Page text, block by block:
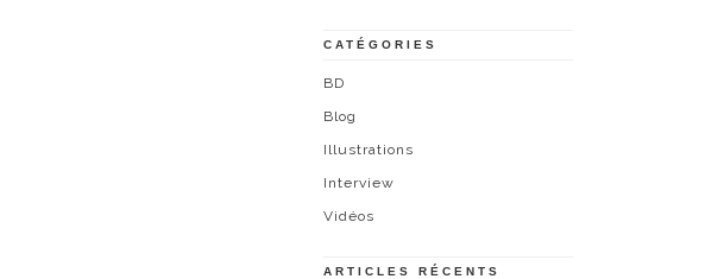
CATÉGORIES
BD
Blog
Illustrations
Interview
Vidéos
ARTICLES RÉCENTS